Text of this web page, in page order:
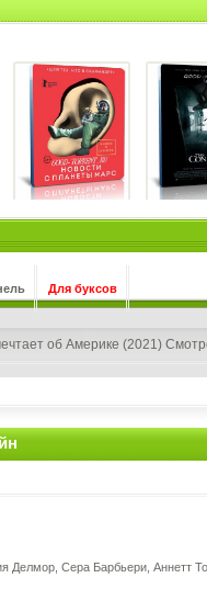
Для буксов
об Америке (2021)
Сера Барбьери, Аннетт